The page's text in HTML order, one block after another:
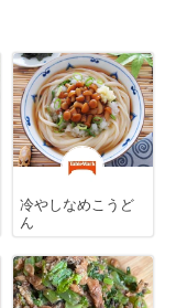
冷やしなめこうど
ん